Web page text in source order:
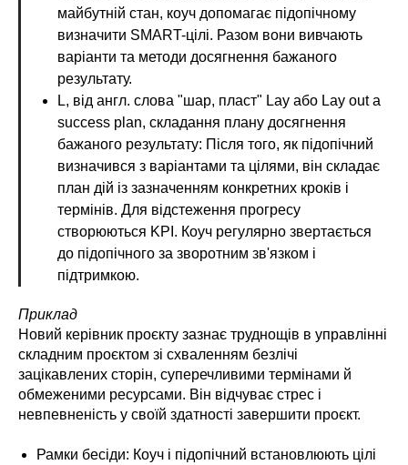
майбутній стан, коуч допомагає підопічному
визначити SMART-цілі. Разом вони вивчають
варіанти та методи досягнення бажаного
результату.
L, від англ. слова "шар, пласт" Lay або Lay out a
success plan, складання плану досягнення
бажаного результату: Після того, як підопічний
визначився з варіантами та цілями, він складає
план дій із зазначенням конкретних кроків і
термінів. Для відстеження прогресу
створюються KPI. Коуч регулярно звертається
до підопічного за зворотним зв'язком і
підтримкою.
Приклад
Новий керівник проєкту зазнає труднощів в управлінні
складним проєктом зі схваленням безлічі
зацікавлених сторін, суперечливими термінами й
обмеженими ресурсами. Він відчуває стрес і
невпевненість у своїй здатності завершити проєкт.
Рамки бесіди: Коуч і підопічний встановлюють цілі